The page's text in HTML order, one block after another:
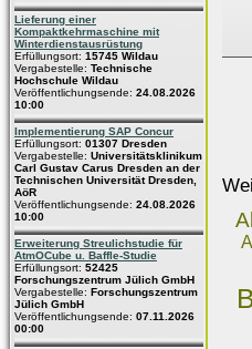
Lieferung einer
Kompaktkehrmaschine mit
Winterdienstausrüstung
Erfüllungsort: 15745 Wildau
Vergabestelle: Technische
Hochschule Wildau
Veröffentlichungsende: 24.08.2026
10:00
Implementierung SAP Concur
Erfüllungsort: 01307 Dresden
Vergabestelle: Universitätsklinikum
Carl Gustav Carus Dresden an der
Technischen Universität Dresden,
AöR
Veröffentlichungsende: 24.08.2026
10:00
Erweiterung Streulichstudie für
AtmOCube u. Baffle-Studie
Erfüllungsort: 52425
Forschungszentrum Jülich GmbH
Vergabestelle: Forschungszentrum
Jülich GmbH
Veröffentlichungsende: 07.11.2026
00:00